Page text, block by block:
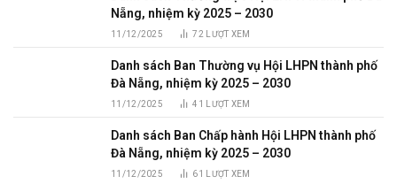
Nẵng, nhiệm kỳ 2025 – 2030
11/12/2025 72 LƯỢT XEM
Danh sách Ban Thường vụ Hội LHPN thành phố
Đà Nẵng, nhiệm kỳ 2025 – 2030
11/12/2025 41 LƯỢT XEM
Danh sách Ban Chấp hành Hội LHPN thành phố
Đà Nẵng, nhiệm kỳ 2025 – 2030
11/12/2025 61 LƯỢT XEM